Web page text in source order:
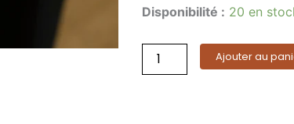
Disponibilité : 20 en
quantité
savon
Ajouter au